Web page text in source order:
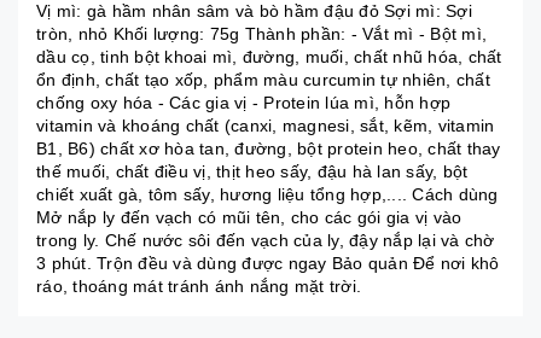
Vị mì: gà hầm nhân sâm và bò hầm đậu đỏ Sợi mì: Sợi
tròn, nhỏ Khối lượng: 75g Thành phần: - Vắt mì - Bột mì,
dầu cọ, tinh bột khoai mì, đường, muối, chất nhũ hóa, chất
ổn định, chất tạo xốp, phẩm màu curcumin tự nhiên, chất
chống oxy hóa - Các gia vị - Protein lúa mì, hỗn hợp
vitamin và khoáng chất (canxi, magnesi, sắt, kẽm, vitamin
B1, B6) chất xơ hòa tan, đường, bột protein heo, chất thay
thế muối, chất điều vị, thịt heo sấy, đậu hà lan sấy, bột
chiết xuất gà, tôm sấy, hương liệu tổng hợp,.... Cách dùng
Mở nắp ly đến vạch có mũi tên, cho các gói gia vị vào
trong ly. Chế nước sôi đến vạch của ly, đậy nắp lại và chờ
3 phút. Trộn đều và dùng được ngay Bảo quản Để nơi khô
ráo, thoáng mát tránh ánh nắng mặt trời.